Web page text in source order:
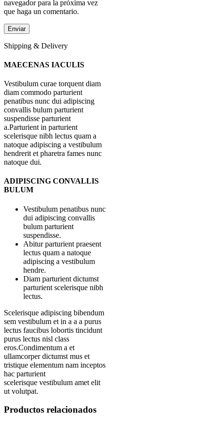
navegador para la próxima vez
que haga un comentario.
Shipping & Delivery
MAECENAS IACULIS
Vestibulum curae torquent diam
diam commodo parturient
penatibus nunc dui adipiscing
convallis bulum parturient
suspendisse parturient
a.Parturient in parturient
scelerisque nibh lectus quam a
natoque adipiscing a vestibulum
hendrerit et pharetra fames nunc
natoque dui.
ADIPISCING CONVALLIS
BULUM
Vestibulum penatibus nunc
dui adipiscing convallis
bulum parturient
suspendisse.
Abitur parturient praesent
lectus quam a natoque
adipiscing a vestibulum
hendre.
Diam parturient dictumst
parturient scelerisque nibh
lectus.
Scelerisque adipiscing bibendum
sem vestibulum et in a a a purus
lectus faucibus lobortis tincidunt
purus lectus nisl class
eros.Condimentum a et
ullamcorper dictumst mus et
tristique elementum nam inceptos
hac parturient
scelerisque vestibulum amet elit
ut volutpat.
Productos relacionados